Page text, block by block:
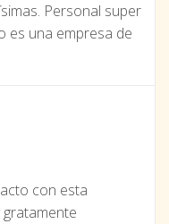
Personal super
es una empresa de
con esta